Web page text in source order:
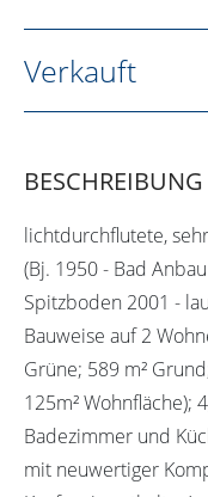
Verkauft
BESCHREIBUNG
lichtdurchflutete,
(Bj. 1950 - Bad
Spitzboden 2001 -
Bauweise auf 2
Grüne; 589 m²
125m² Wohnfläche);
Badezimmer und
mit neuwertiger